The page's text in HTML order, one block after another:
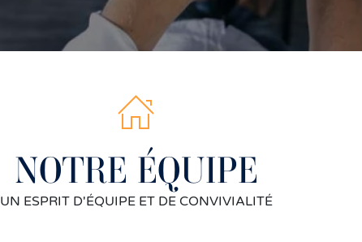
NOTRE ÉQUIPE
UN ESPRIT D'ÉQUIPE ET DE CONVIVIALITÉ